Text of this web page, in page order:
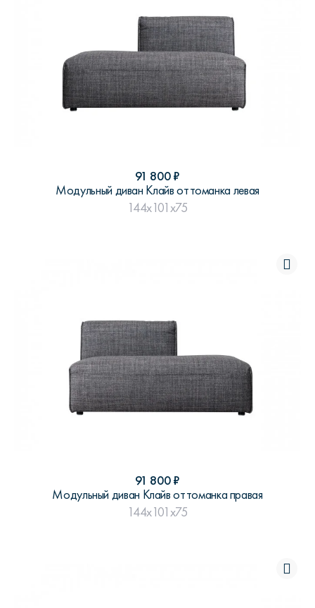
91 800₽
Модульный диван Клайв оттоманка левая
144x101x75
91 800₽
Модульный диван Клайв оттоманка правая
144x101x75